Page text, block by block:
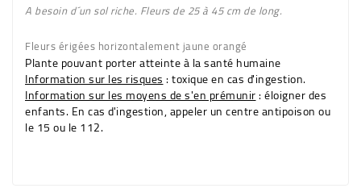
A besoin d´un sol riche. Fleurs de 25 à 45 cm de long.
Fleurs érigées horizontalementjaune orangé
Plante pouvant porter atteinte à la santé humaine
Information sur les risques: toxique en cas d'ingestion.
Information sur les moyens de s'en prémunir: éloigner des
enfants. En cas d'ingestion, appeler un centre antipoison ou
le 15 ou le 112.